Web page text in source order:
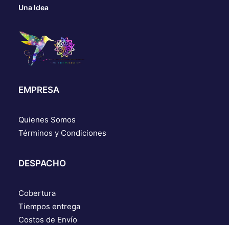
Una Idea
EMPRESA
Quienes Somos
Términos y Condiciones
DESPACHO
Cobertura
Tiempos entrega
Costos de Envío